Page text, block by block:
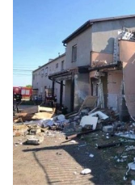
wodociągowej w
zmniejszenie się
zarządzenie w
mieszkańcy mogą
podlewaniem
temperatury w
stopni w cieniu. To
wodą w
uszkodziła sieć
zgłoszona do
przekazał w
Pleszewa.